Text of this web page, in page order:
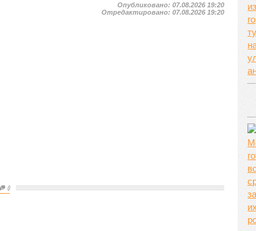
Опубликовано:07.08.2026 19:20
Отредактировано:07.08.2026 19:20
0